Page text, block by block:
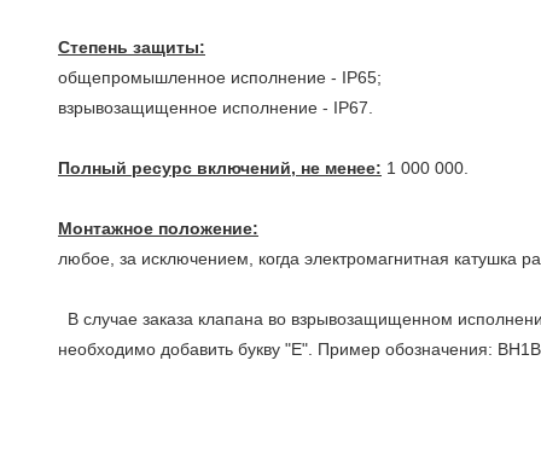
Степень защиты:
общепромышленное исполнение - IP65;
взрывозащищенное исполнение - IP67.
Полный ресурс включений, не менее: 1 000 000.
Монтажное положение:
любое, за исключением, когда электромагнитная катушка
В случае заказа клапана во взрывозащищенном
необходимо добавить букву "Е". Пример обозначения: